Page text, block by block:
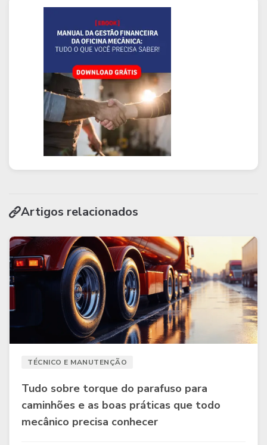
Artigos relacionados
TÉCNICO E MANUTENÇÃO
Tudo sobre torque do parafuso para
caminhões e as boas práticas que todo
mecânico precisa conhecer